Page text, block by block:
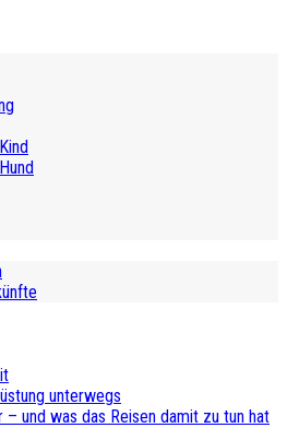
unterwegs
– und was das Reisen damit zu tun hat